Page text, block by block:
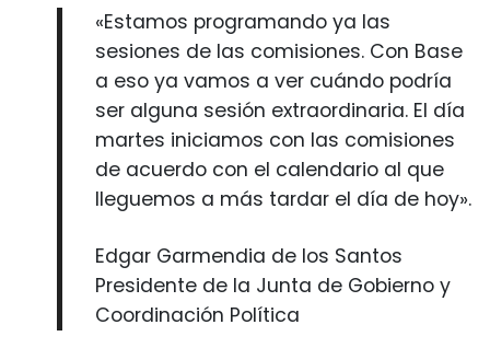
«Estamos programando ya las
sesiones de las comisiones. Con Base
a eso ya vamos a ver cuándo podría
ser alguna sesión extraordinaria. El día
martes iniciamos con las comisiones
de acuerdo con el calendario al que
lleguemos a más tardar el día de hoy».
Edgar Garmendia de los Santos
Presidente de la Junta de Gobierno y
Coordinación Política